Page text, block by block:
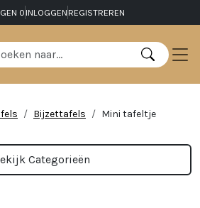
0 INLOGGEN REGISTREREN
Bijzettafels Mini tafeltje
Categorieën